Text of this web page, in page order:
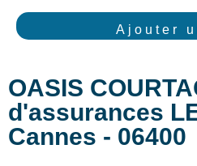
Ajouter
OASIS
d'assurances
Cannes - 06400